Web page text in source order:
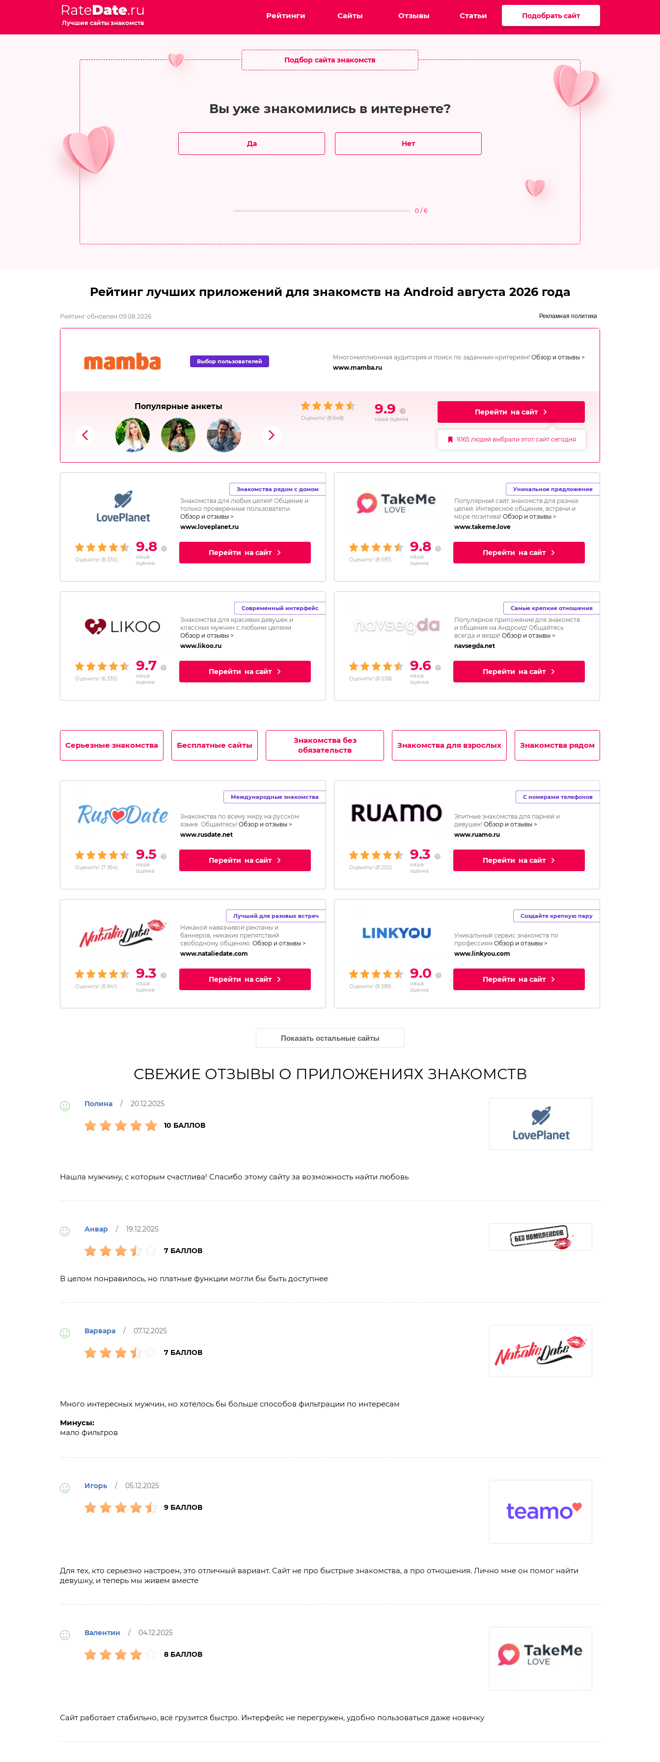
Лучшие сайты знакомств
Рейтинги Сайты Отзывы Статьи Подобрать сайт
Подбор сайта знакомств
Вы уже знакомились в интернете?
Да Нет
0 / 6
Рейтинг лучших приложений для знакомств на Android августа 2026 года
Рейтинг обновлен 09.08.2026 Рекламная политика
Выбор пользователей
Многомиллионная аудитория и поиск по заданным критериям! Обзор и отзывы >
www.mamba.ru
Популярные анкеты
Посмотреть
все фото
Оценить! (8 648)
9.9
наша оценка
Перейти на сайт
1065 людей выбрали этот сайт сегодня
Знакомства рядом с домом
Знакомства для любых целей! Общение и
только проверенные пользователи.
Обзор и отзывы >
www.loveplanet.ru
Оценить! (8 330)
9.8
наша
оценка
Перейти на сайт
Уникальное предложение
Популярный сайт знакомств для разных
целей. Интересное общение, встречи и
море позитива! Обзор и отзывы >
www.takeme.love
Оценить! (8 597)
9.8
наша
оценка
Перейти на сайт
Современный интерфейс
Знакомства для красивых девушек и
классных мужчин с любыми целями
Обзор и отзывы >
www.likoo.ru
Оценить! (6 335)
9.7
наша
оценка
Перейти на сайт
Самые крепкие отношения
Популярное приложение для знакомств
и общения на Андроид! Общайтесь
всегда и везде! Обзор и отзывы >
navsegda.net
Оценить! (8 038)
9.6
наша
оценка
Перейти на сайт
Серьезные знакомства Бесплатные сайты
Знакомства без
обязательств
Знакомства для взрослых Знакомства рядом
Международные знакомства
Знакомства по всему миру на русском
языке. Общайтесь! Обзор и отзывы >
www.rusdate.net
Оценить! (7 954)
9.5
наша
оценка
Перейти на сайт
С номерами телефонов
Элитные знакомства для парней и
девушек! Обзор и отзывы >
www.ruamo.ru
Оценить! (8 202)
9.3
наша
оценка
Перейти на сайт
Лучший для разовых встреч
Никакой навязчивой рекламы и
баннеров, никаких препятствий
свободному общению. Обзор и отзывы >
www.nataliedate.com
Оценить! (8 841)
9.3
наша
оценка
Перейти на сайт
Создайте крепкую пару
Уникальный сервис знакомств по
профессиям Обзор и отзывы >
www.linkyou.com
Оценить! (8 389)
9.0
наша
оценка
Перейти на сайт
Показать остальные сайты
СВЕЖИЕ ОТЗЫВЫ О ПРИЛОЖЕНИЯХ ЗНАКОМСТВ
Полина / 20.12.2025
10 БАЛЛОВ
Нашла мужчину, с которым счастлива! Спасибо этому сайту за возможность найти любовь
Анвар / 19.12.2025
7 БАЛЛОВ
В целом понравилось, но платные функции могли бы быть доступнее
Варвара / 07.12.2025
7 БАЛЛОВ
Много интересных мужчин, но хотелось бы больше способов фильтрации по интересам
Минусы:
мало фильтров
Игорь / 05.12.2025
9 БАЛЛОВ
Для тех, кто серьезно настроен, это отличный вариант. Сайт не про быстрые знакомства, а про отношения. Лично мне он помог найти
девушку, и теперь мы живем вместе
Валентин / 04.12.2025
8 БАЛЛОВ
Сайт работает стабильно, всё грузится быстро. Интерфейс не перегружен, удобно пользоваться даже новичку